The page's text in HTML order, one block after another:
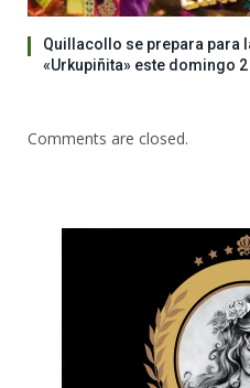
Quillacollo se prepara para
«Urkupiñita» este domingo
Comments are closed.